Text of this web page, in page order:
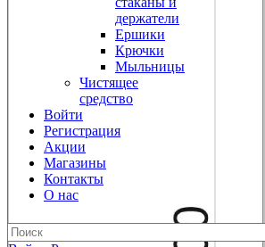
держатели
Ершики
Крючки
Мыльницы
Чистящее
средство
Войти
Регистрация
Акции
Магазины
Контакты
О нас